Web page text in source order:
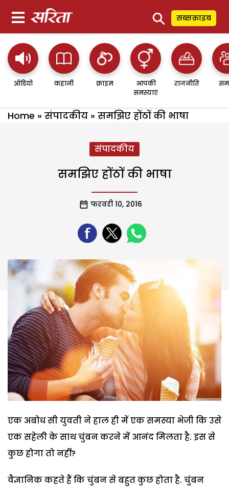
⚲ सब्सक्राइब
ऑडियो कहानी क्राइम
आपकी
समस्याएं
राजनीति
Home » संपादकीय » समझिए होंठों की भाषा
संपादकीय
समझिए होंठों की भाषा
फरवरी 10, 2016
एक अबोध सी युवती ने हाल ही में एक समस्या भेजी कि उसे
एक सहेली के साथ चुंबन करने में आनंद मिलता है. इस से
कुछ होगा तो नहीं?
वैज्ञानिक कहते हैं कि चुंबन से बहुत कुछ होता है. चुंबन